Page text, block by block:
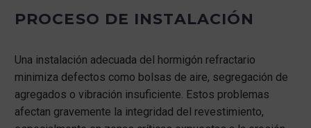
PROCESO DE INSTALACIÓN
Una instalación adecuada del hormigón refractario
minimiza defectos como bolsas de aire, segregación de
agregados o vibración insuficiente. Estos problemas
afectan gravemente la integridad del revestimiento,